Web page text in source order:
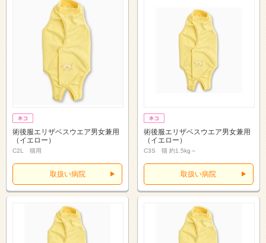
術後服エリザベスウエア男女兼用
（イエロー）
C2L 猫用
取扱い病院
術後服エリザベスウエア男女兼用
（イエロー）
C3S 猫 約1.5kg～
取扱い病院